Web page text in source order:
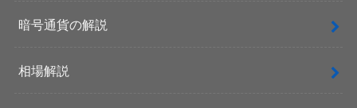
暗号通貨の解説
相場解説